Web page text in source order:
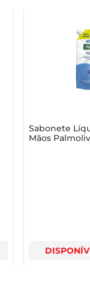
Sabonete
Mãos